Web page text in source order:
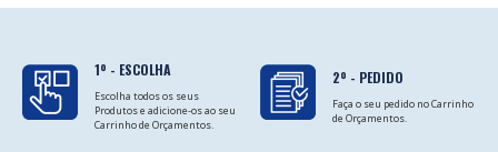
1º - ESCOLHA
Escolha todos os seus
Produtos e adicione-os ao seu
Carrinho de Orçamentos.
2º - PEDIDO
Faça o seu pedido no Carrinho
de Orçamentos.